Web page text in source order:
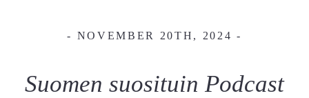
- NOVEMBER 20TH, 2024 -
Suomen suosituin Podcast